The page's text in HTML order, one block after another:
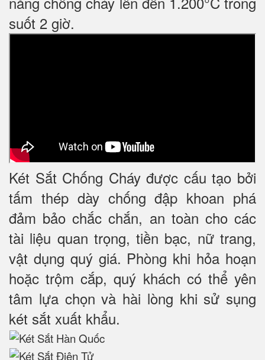
suốt 2 giờ.
Két Sắt Chống Cháy được cấu tạo bởi
tấm thép dày chống đập khoan phá
đảm bảo chắc chắn, an toàn cho các
tài liệu quan trọng, tiền bạc, nữ trang,
vật dụng quý giá. Phòng khi hỏa hoạn
hoặc trộm cắp, quý khách có thể yên
tâm lựa chọn và hài lòng khi sử sụng
két sắt xuất khẩu.